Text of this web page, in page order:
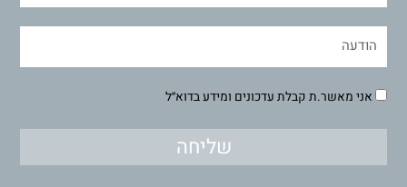
אני מאשר.ת קבלת עדכונים ומידע בדוא״ל
שליחה